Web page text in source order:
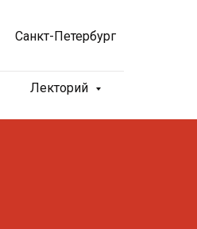
Санкт-Петербург
Лекторий